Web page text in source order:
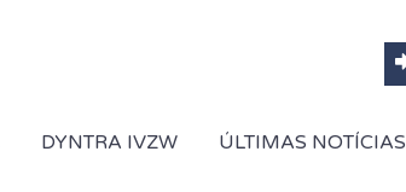
DYNTRA IVZW ÚLTIMAS NOTÍCIAS